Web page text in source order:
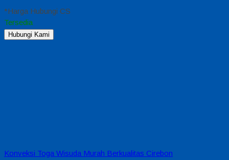
*Harga Hubungi CS
Tersedia
Hubungi Kami
Konveksi Toga Wisuda Murah Berkualitas Cirebon